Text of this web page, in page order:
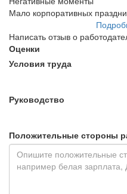
Мало корпоративных
Написать отзыв о
Оценки
Условия труда
Руководство
Положительные стороны